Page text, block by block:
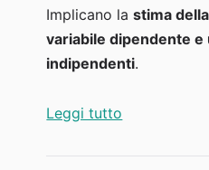
Implicano lastima
variabile dipendente e
indipendenti.
Leggi tutto